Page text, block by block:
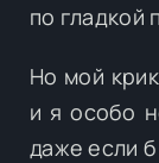
по гладкой
Но мой
и я особо
даже если